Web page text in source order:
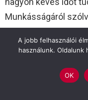
Munkásságáról
szakos tanárként
Agrokémiai és
kutatói
Egyetemhez.
minden képzési
A jobb felhasználói
használunk. Oldalunk
OK